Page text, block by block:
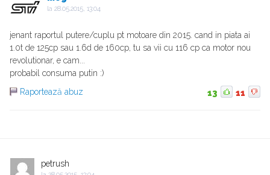
la 28.05.2015, 13:04
jenant raportul putere/cuplu pt motoare din 2015. cand in piata ai
1.0t de 125cp sau 1.6d de 160cp, tu sa vii cu 116 cp ca motor nou
revolutionar, e cam...
probabil consuma putin :)
Raportează abuz
13 11
petrush